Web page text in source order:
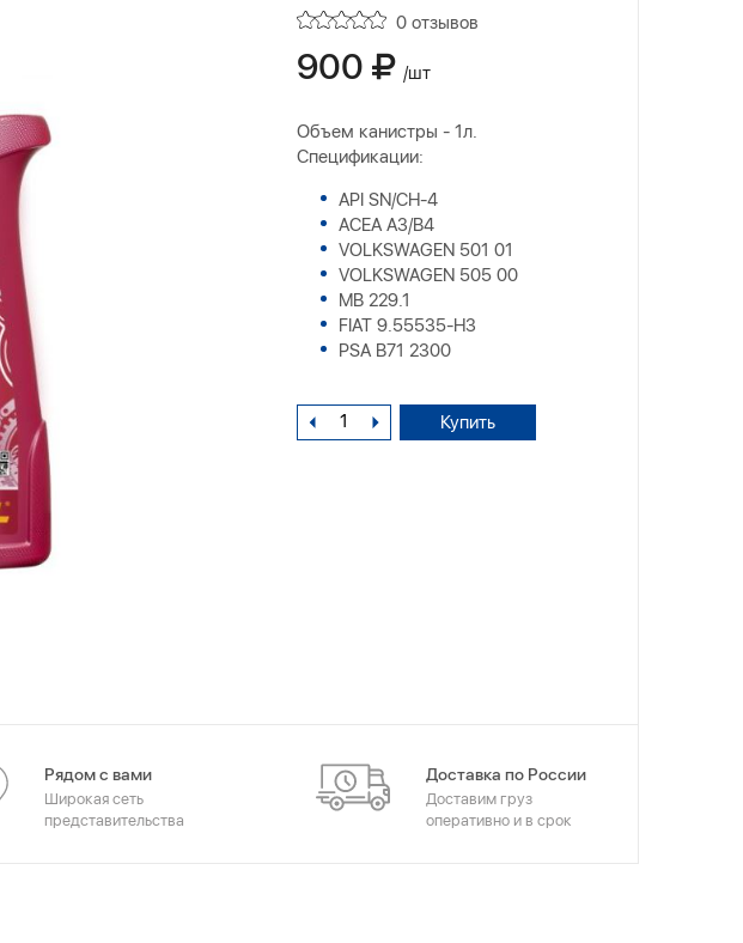
0 отзывов
900 /шт
Объем канистры - 1л.
Спецификации:
API SN/CH-4
ACEA A3/B4
VOLKSWAGEN 501 01
VOLKSWAGEN 505 00
MB 229.1
FIAT 9.55535-H3
PSA B71 2300
Купить
Рядом с вами
Широкая сеть
представительства
Доставка по России
Доставим груз
оперативно и в срок